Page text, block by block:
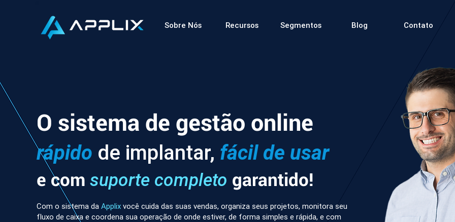
Sobre Nós Recursos Segmentos Blog Contato
Com o sistema da Applix você cuida das suas vendas, organiza seus projetos, monitora seu
fluxo de caixa e coordena sua operação de onde estiver, de forma simples e rápida, e com
O sistema de gestão online
rápido de implantar, fácil de usar
e com suporte completo garantido!